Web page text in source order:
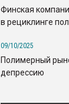
Финская
в рециклинге
09/10/2025
Полимерный
депрессию